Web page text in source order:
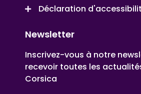
Déclaration
Newsletter
Inscrivez-vous à notre
recevoir toutes les
Corsica